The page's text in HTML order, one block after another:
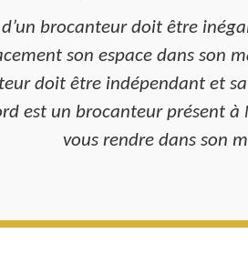
brocanteur doit être
son espace dans son
doit être indépendant et
est un brocanteur présent à
vous rendre dans son